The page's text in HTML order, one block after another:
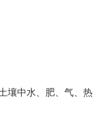
壤中水、肥、气、热